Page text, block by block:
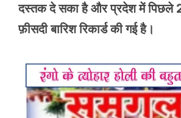
दस्तक दे सका है और प्रदेश में पिछले
फ़ीसदी बारिश रिकार्ड की गई है।